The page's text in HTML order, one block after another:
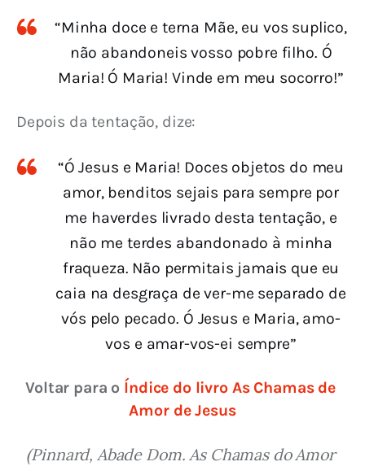
“Minha doce e terna Mãe, eu vos suplico,
não abandoneis vosso pobre filho. Ó
Maria! Ó Maria! Vinde em meu socorro!”
Depois da tentação, dize:
“Ó Jesus e Maria! Doces objetos do meu
amor, benditos sejais para sempre por
me haverdes livrado desta tentação, e
não me terdes abandonado à minha
fraqueza. Não permitais jamais que eu
caia na desgraça de ver-me separado de
vós pelo pecado. Ó Jesus e Maria, amo-
vos e amar-vos-ei sempre”
Voltar para o Índice do livro As Chamas de
Amor de Jesus
(Pinnard, Abade Dom. As Chamas do Amor